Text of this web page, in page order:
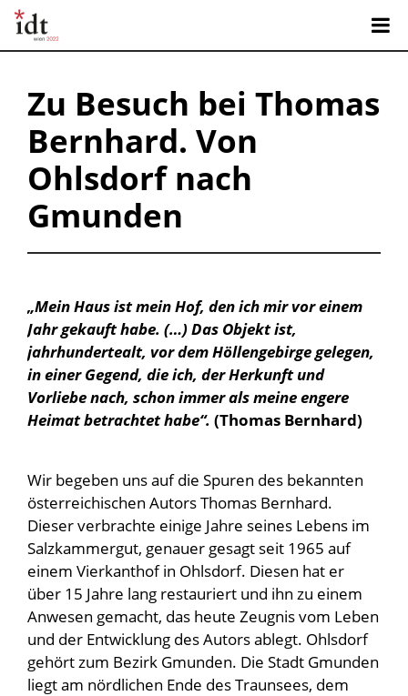
Zu Besuch bei Thomas
Bernhard. Von
Ohlsdorf nach
Gmunden
„Mein Haus ist mein Hof, den ich mir vor einem
Jahr gekauft habe. (…) Das Objekt ist,
jahrhundertealt, vor dem Höllengebirge gelegen,
in einer Gegend, die ich, der Herkunft und
Vorliebe nach, schon immer als meine engere
Heimat betrachtet habe“. (Thomas Bernhard)
Wir begeben uns auf die Spuren des bekannten
österreichischen Autors Thomas Bernhard.
Dieser verbrachte einige Jahre seines Lebens im
Salzkammergut, genauer gesagt seit 1965 auf
einem Vierkanthof in Ohlsdorf. Diesen hat er
über 15 Jahre lang restauriert und ihn zu einem
Anwesen gemacht, das heute Zeugnis vom Leben
und der Entwicklung des Autors ablegt. Ohlsdorf
gehört zum Bezirk Gmunden. Die Stadt Gmunden
liegt am nördlichen Ende des Traunsees, dem